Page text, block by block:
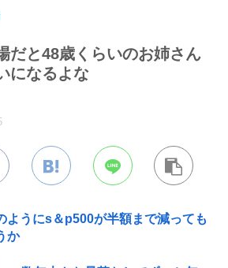
だと48歳くらいのお姉さん
になるよな
ようにs＆p500が半額まで減っても
か